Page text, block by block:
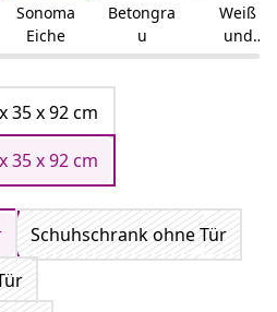
Sonoma
Eiche
Betongra
u
Weiß
und
Sonoma-
35 x 92 cm
35 x 92 cm
Schuhschrank ohne Tür